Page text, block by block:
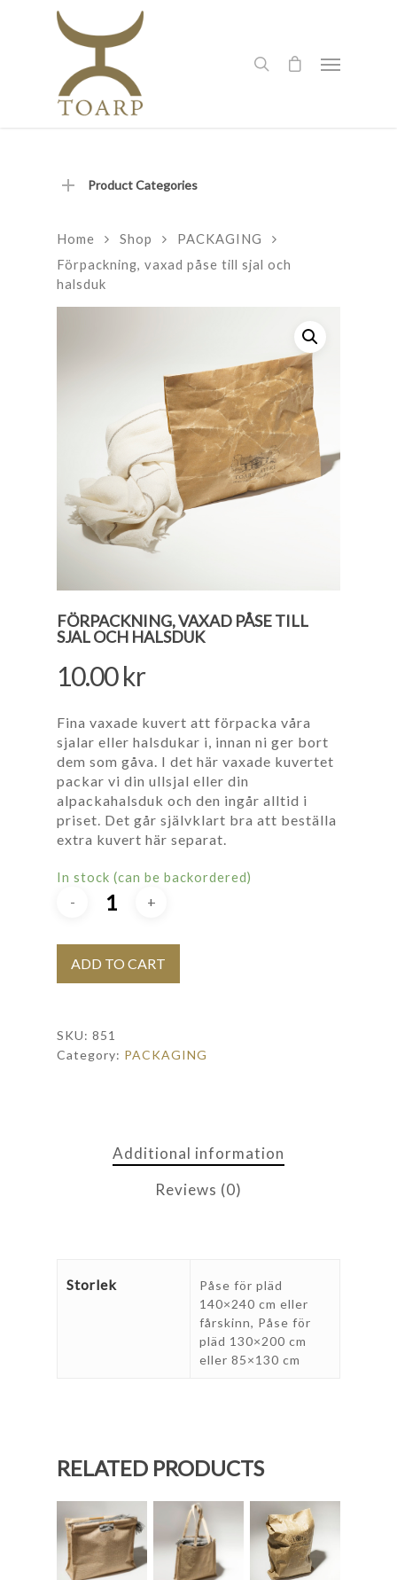
Product Categories
Home Shop
PACKAGING
Förpackning, vaxad påse till sjal och
halsduk
FÖRPACKNING, VAXAD PÅSE TILL
SJAL OCH HALSDUK
10.00kr
Fina vaxade kuvert att förpacka våra
sjalar eller halsdukar i, innan ni ger bort
dem som gåva. I det här vaxade kuvertet
packar vi din ullsjal eller din
alpackahalsduk och den ingår alltid i
priset. Det går självklart bra att beställa
extra kuvert här separat.
In stock (can be backordered)
ADD TO CART
SKU: 851
Category: PACKAGING
Additional information
Reviews (0)
Storlek
Påse för pläd
140×240 cm eller
fårskinn, Påse för
pläd 130×200 cm
eller 85×130 cm
RELATED PRODUCTS
60.00kr 15.00 kr
55.00